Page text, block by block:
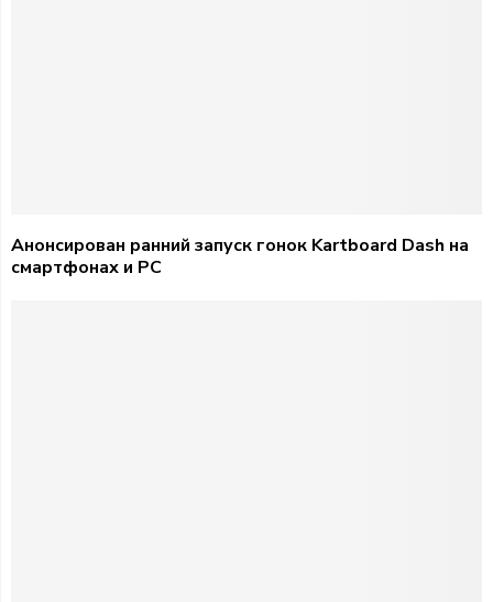
Анонсирован ранний запуск гонок Kartboard Dash на
смартфонах и PC